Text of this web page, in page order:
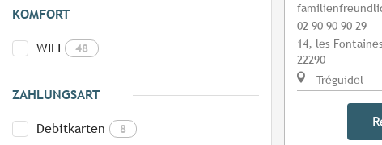
KOMFORT
WIFI 48
ZAHLUNGSART
Debitkarten 8
02 90 90 90 29
14, les Fontaines
22290
Tréguidel